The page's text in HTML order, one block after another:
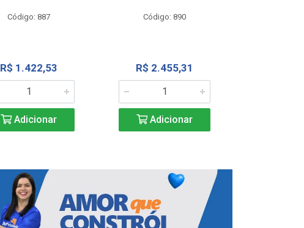
Código: 887
R$ 1.422,53
Adicionar
Código: 890
R$ 2.455,31
Adicionar